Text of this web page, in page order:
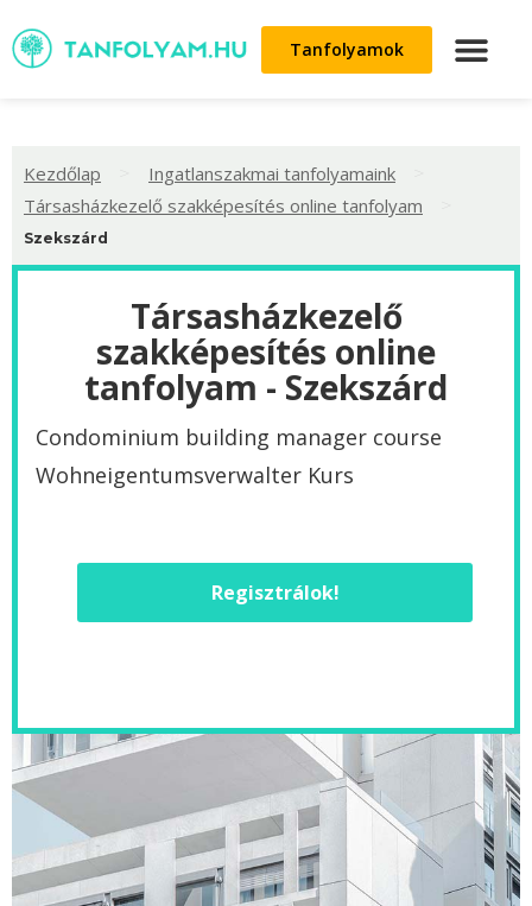
Tanfolyamok
Kezdőlap Ingatlanszakmai tanfolyamaink
Társasházkezelő szakképesítés online tanfolyam
Szekszárd
Társasházkezelő
szakképesítés online
tanfolyam - Szekszárd
Condominium building manager course
Wohneigentumsverwalter Kurs
Regisztrálok!